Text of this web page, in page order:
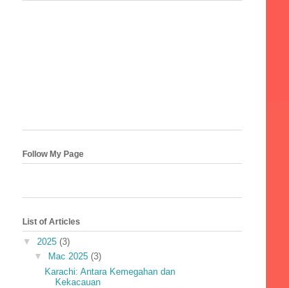
Follow My Page
List of Articles
▼ 2025 (3)
▼
Mac 2025 (3)
Karachi: Antara Kemegahan dan
Kekacauan